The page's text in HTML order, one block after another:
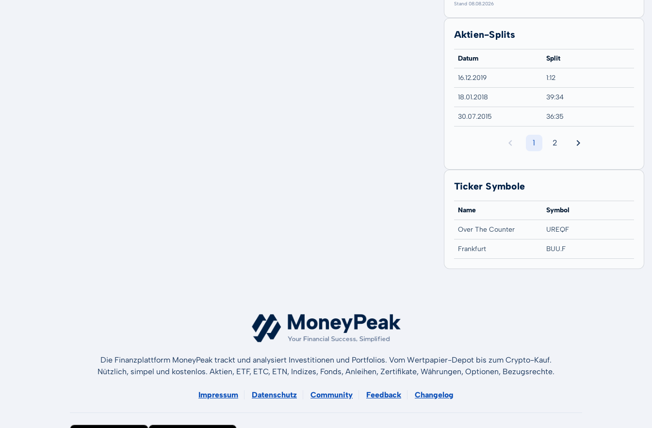
Stand 08.08.2026
Aktien-Splits
Datum Split
16.12.2019 1:12
18.01.2018 39:34
30.07.2015 36:35
1 2
Ticker Symbole
Name Symbol
Over The Counter UREQF
Frankfurt BUU.F
Die Finanzplattform MoneyPeak trackt und analysiert Investitionen und Portfolios. Vom Wertpapier-Depot bis zum Crypto-Kauf.
Nützlich, simpel und kostenlos. Aktien, ETF, ETC, ETN, Indizes, Fonds, Anleihen, Zertifikate, Währungen, Optionen, Bezugsrechte.
Impressum Datenschutz Community Feedback Changelog